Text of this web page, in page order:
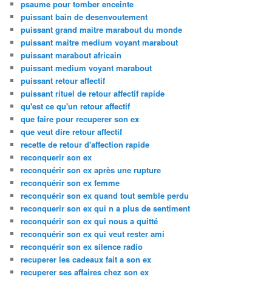
psaume pour tomber enceinte
puissant bain de desenvoutement
puissant grand maitre marabout du monde
puissant maitre medium voyant marabout
puissant marabout africain
puissant medium voyant marabout
puissant retour affectif
puissant rituel de retour affectif rapide
qu'est ce qu'un retour affectif
que faire pour recuperer son ex
que veut dire retour affectif
recette de retour d'affection rapide
reconquerir son ex
reconquérir son ex après une rupture
reconquérir son ex femme
reconquérir son ex quand tout semble perdu
reconquerir son ex qui n a plus de sentiment
reconquérir son ex qui nous a quitté
reconquérir son ex qui veut rester ami
reconquérir son ex silence radio
recuperer les cadeaux fait a son ex
recuperer ses affaires chez son ex